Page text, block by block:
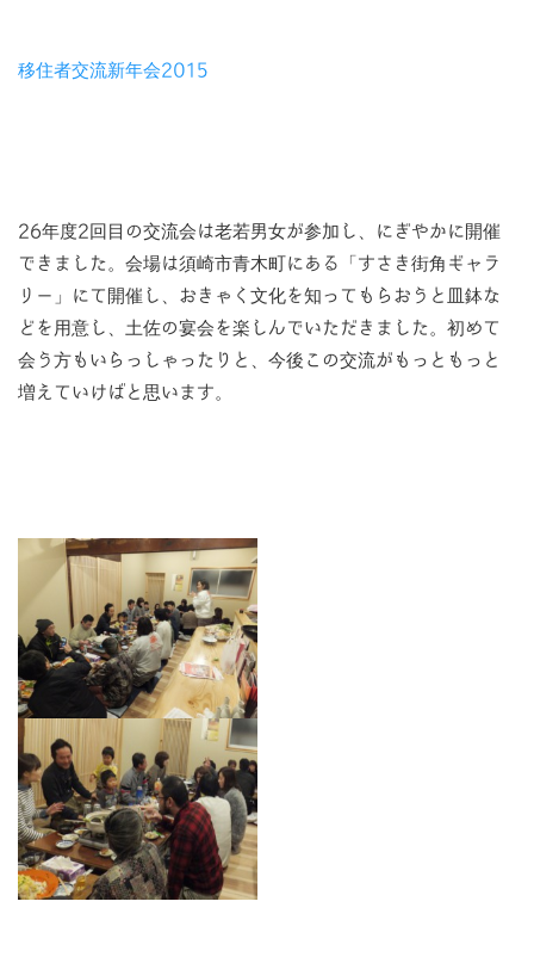
移住者交流新年会2015
26年度2回目の交流会は老若男女が参加し、にぎやかに開催
できました。会場は須崎市青木町にある「すさき街角ギャラ
リー」にて開催し、おきゃく文化を知ってもらおうと皿鉢な
どを用意し、土佐の宴会を楽しんでいただきました。初めて
会う方もいらっしゃったりと、今後この交流がもっともっと
増えていけばと思います。